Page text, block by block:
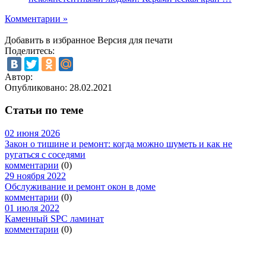
Комментарии »
Добавить в избранное Версия для печати
Поделитесь:
Автор:
Опубликовано: 28.02.2021
Статьи по теме
02 июня 2026
Закон о тишине и ремонт: когда можно шуметь и как не
ругаться с соседями
комментарии (0)
29 ноября 2022
Обслуживание и ремонт окон в доме
комментарии (0)
01 июля 2022
Каменный SPC ламинат
комментарии (0)